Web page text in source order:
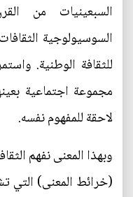
السبعينيات من
السوسيولوجية
للثقافة الوطنية.
مجموعة اجتماعية
لاحقة للمفهوم نفسه.
وبهذا المعنى نفهم
(خرائط المعنى) التي